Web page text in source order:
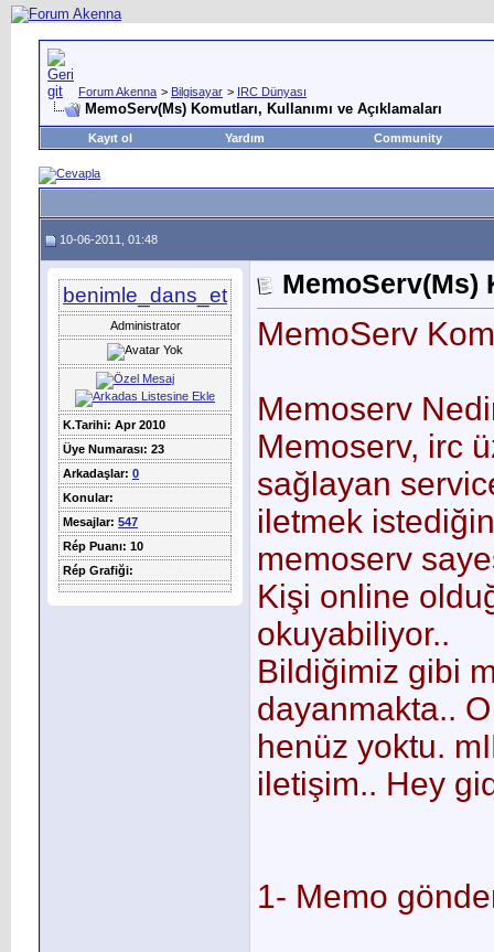
Forum Akenna > Bilgisayar > IRC Dünyası
MemoServ(Ms) Komutları, Kullanımı ve Açıklamaları
Kayıt ol Yardım Community
10-06-2011, 01:48
benimle_dans_et
Administrator
K.Tarihi: Apr 2010
Üye Numarası: 23
Arkadaşlar: 0
Konular:
Mesajlar: 547
Rép Puanı: 10
Rép Grafiği:
MemoServ(Ms)
MemoServ
Memoserv
Memoserv, irc
sağlayan
iletmek
memoserv
Kişi online
okuyabiliyor..
Bildiğimiz gibi
dayanmakta..
henüz yoktu.
iletişim.. Hey
1- Memo